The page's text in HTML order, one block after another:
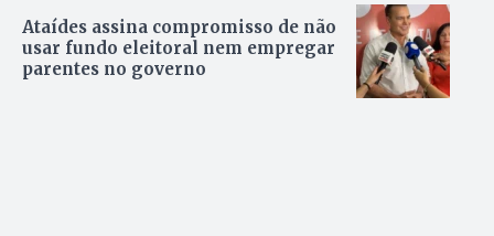
Ataídes assina compromisso de não
usar fundo eleitoral nem empregar
parentes no governo